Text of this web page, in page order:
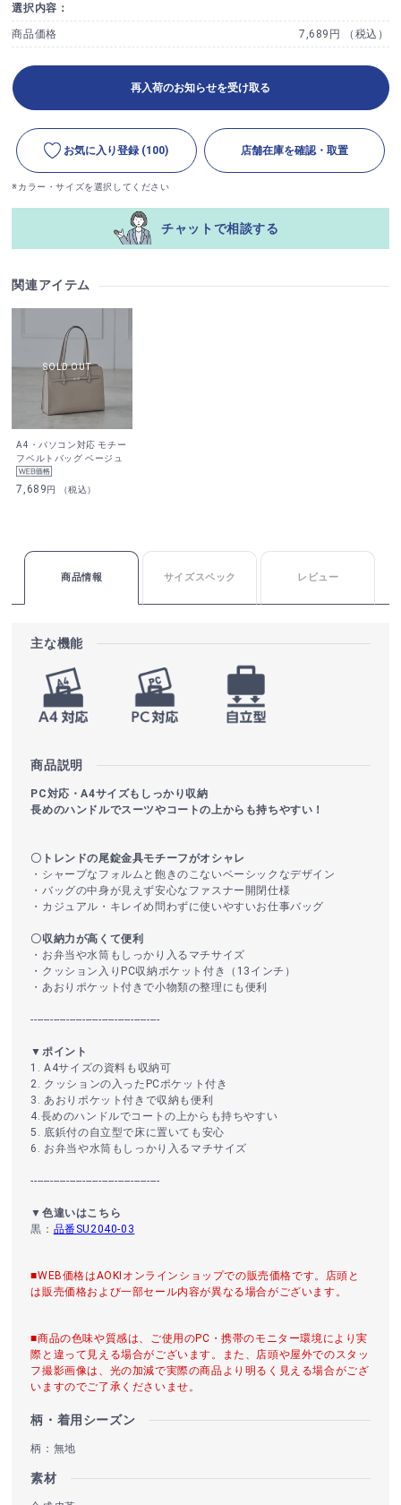
選択内容：
商品価格 7,689円 （税込）
再入荷のお知らせを受け取る
お気に入り登録 (100) 店舗在庫を確認・取置
※カラー・サイズを選択してください
チャットで相談する
関連アイテム
A4・パソコン対応 モチー
フベルトバッグ ベージュ
7,689円 （税込）
商品情報 サイズスペック レビュー
主な機能
商品説明
PC対応・A4サイズもしっかり収納
長めのハンドルでスーツやコートの上からも持ちやすい！
〇トレンドの尾錠金具モチーフがオシャレ
・シャープなフォルムと飽きのこないベーシックなデザイン
・バッグの中身が見えず安心なファスナー開閉仕様
・カジュアル・キレイめ問わずに使いやすいお仕事バッグ
〇収納力が高くて便利
・お弁当や水筒もしっかり入るマチサイズ
・クッション入りPC収納ポケット付き（13インチ）
・あおりポケット付きで小物類の整理にも便利
----------------------------------------
▼ポイント
1. A4サイズの資料も収納可
2. クッションの入ったPCポケット付き
3. あおりポケット付きで収納も便利
4.長めのハンドルでコートの上からも持ちやすい
5. 底鋲付の自立型で床に置いても安心
6. お弁当や水筒もしっかり入るマチサイズ
----------------------------------------
▼色違いはこちら
黒： 品番SU2040-03
■WEB価格はAOKIオンラインショップでの販売価格です。店頭と
は販売価格および一部セール内容が異なる場合がございます。
■商品の色味や質感は、ご使用のPC・携帯のモニター環境により実
際と違って見える場合がございます。また、店頭や屋外でのスタッ
フ撮影画像は、光の加減で実際の商品より明るく見える場合がござ
いますのでご了承くださいませ。
柄・着用シーズン
柄：無地
素材